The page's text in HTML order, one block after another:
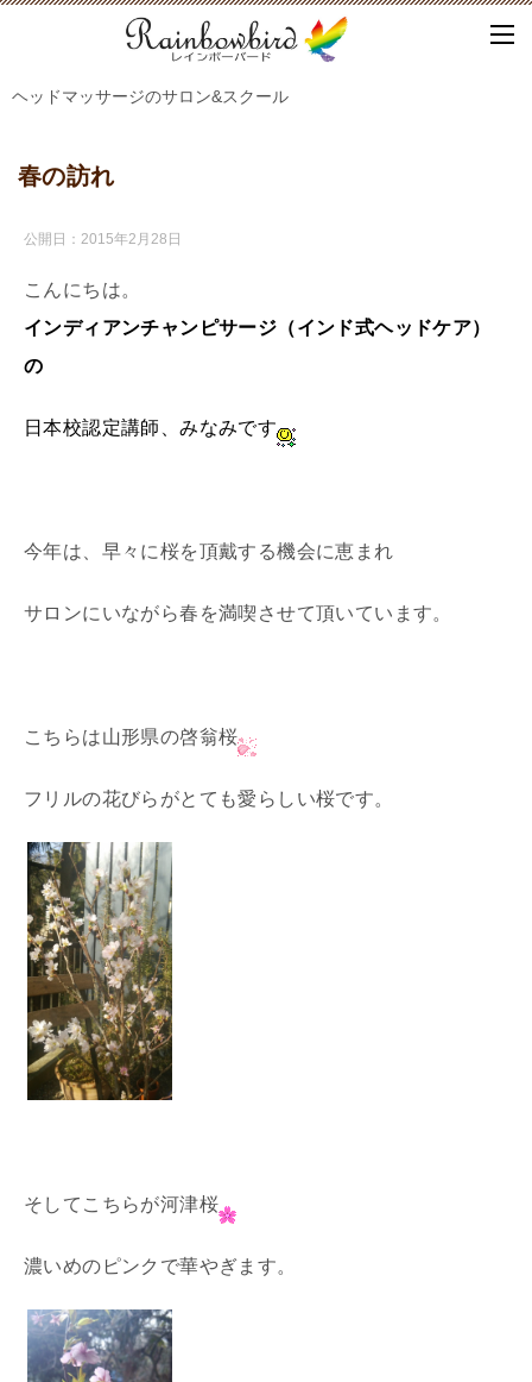
ヘッドマッサージのサロン&スクール
春の訪れ
公開日： 2015年2月28日
こんにちは。
インディアンチャンピサージ（インド式ヘッドケア）
の
日本校認定講師、みなみです
今年は、早々に桜を頂戴する機会に恵まれ
サロンにいながら春を満喫させて頂いています。
こちらは山形県の啓翁桜
フリルの花びらがとても愛らしい桜です。
そしてこちらが河津桜
濃いめのピンクで華やぎます。